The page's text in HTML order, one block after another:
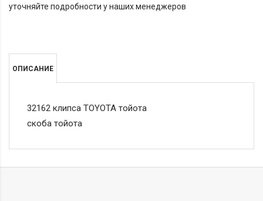
уточняйте подробности у наших менеджеров
ОПИСАНИЕ
32162 клипса TOYOTA тойота
скоба тойота